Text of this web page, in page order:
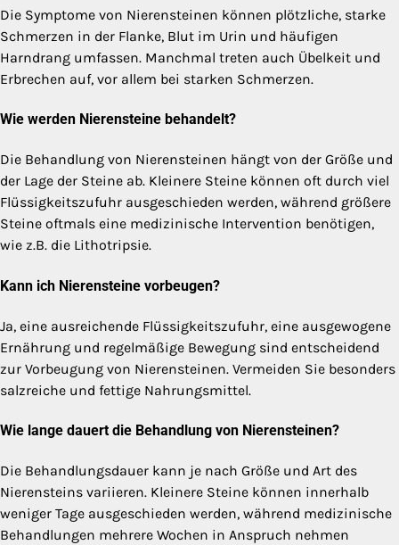
Die Symptome von Nierensteinen können plötzliche, starke
Schmerzen in der Flanke, Blut im Urin und häufigen
Harndrang umfassen. Manchmal treten auch Übelkeit und
Erbrechen auf, vor allem bei starken Schmerzen.
Wie werden Nierensteine behandelt?
Die Behandlung von Nierensteinen hängt von der Größe und
der Lage der Steine ab. Kleinere Steine können oft durch viel
Flüssigkeitszufuhr ausgeschieden werden, während größere
Steine oftmals eine medizinische Intervention benötigen,
wie z.B. die Lithotripsie.
Kann ich Nierensteine vorbeugen?
Ja, eine ausreichende Flüssigkeitszufuhr, eine ausgewogene
Ernährung und regelmäßige Bewegung sind entscheidend
zur Vorbeugung von Nierensteinen. Vermeiden Sie besonders
salzreiche und fettige Nahrungsmittel.
Wie lange dauert die Behandlung von Nierensteinen?
Die Behandlungsdauer kann je nach Größe und Art des
Nierensteins variieren. Kleinere Steine können innerhalb
weniger Tage ausgeschieden werden, während medizinische
Behandlungen mehrere Wochen in Anspruch nehmen